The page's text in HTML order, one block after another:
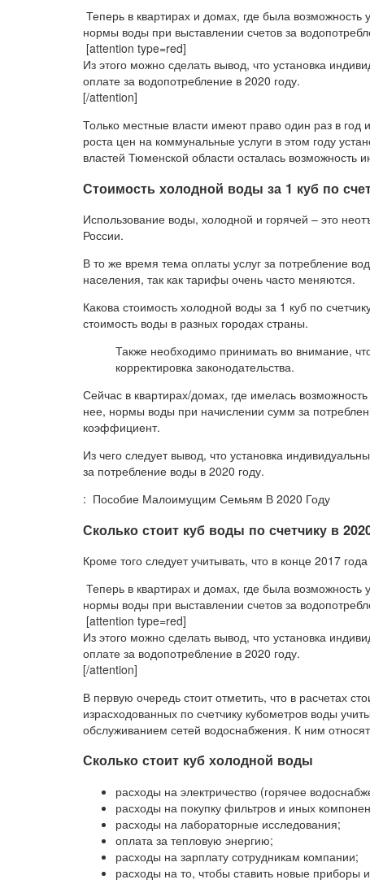
Теперь в квартирах и домах, где была возможность
нормы воды при выставлении счетов за
[attention type=red]
Из этого можно сделать вывод, что установка
оплате за водопотребление в 2020 году.
[/attention]
Только местные власти имеют право один раз в
роста цен на коммунальные услуги в этом году
властей Тюменской области осталась
Стоимость холодной воды за 1 куб по
Использование воды, холодной и горячей – это
России.
В то же время тема оплаты услуг за потребление
населения, так как тарифы очень часто меняются.
Какова стоимость холодной воды за 1 куб по
стоимость воды в разных городах страны.
Также необходимо принимать во внимание,
корректировка законодательства.
Сейчас в квартирах/домах, где имелась
нее, нормы воды при начислении сумм за
коэффициент.
Из чего следует вывод, что установка
за потребление воды в 2020 году.
: Пособие Малоимущим Семьям В 2020 Году
Сколько стоит куб воды по счетчику в
Кроме того следует учитывать, что в конце 2017
Теперь в квартирах и домах, где была возможность
нормы воды при выставлении счетов за
[attention type=red]
Из этого можно сделать вывод, что установка
оплате за водопотребление в 2020 году.
[/attention]
В первую очередь стоит отметить, что в расчетах
израсходованных по счетчику кубометров воды
обслуживанием сетей водоснабжения. К ним
Сколько стоит куб холодной воды
расходы на электричество (горячее
расходы на покупку фильтров и иных
расходы на лабораторные исследования;
оплата за тепловую энергию;
расходы на зарплату сотрудникам компании;
расходы на то, чтобы ставить новые приборы